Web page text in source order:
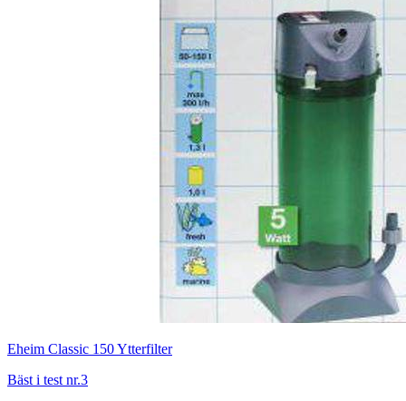
Eheim Classic 150 Ytterfilter
Bäst i test nr.3